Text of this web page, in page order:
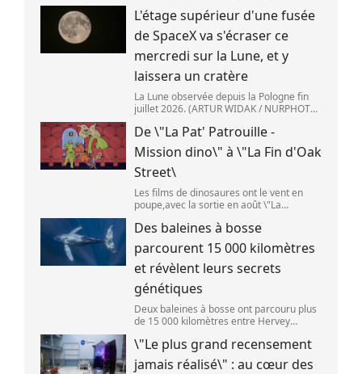
(JAIME REINA )
L'étage supérieur d'une fusée
de SpaceX va s'écraser ce
mercredi sur la Lune, et y
laissera un cratère
La Lune observée depuis la Pologne fin
juillet 2026. (ARTUR WIDAK / NURPHOTO
SpaceX doit s\'écraser accidentellement
sur la Lune,mercredi 5 août. Cette coll
De \"La Pat' Patrouille -
Mission dino\" à \"La Fin d'Oak
Street\
Les films de dinosaures ont le vent en
poupe,avec la sortie en août \"La
d\'Oak Street\". (APOLLONIA HILVERDA /
Des baleines à bosse
parcourent 15 000 kilomètres
et révèlent leurs secrets
génétiques
Deux baleines à bosse ont parcouru plus
de 15 000 kilomètres entre Hervey
(Vincent Pommeyrol)
\"Le plus grand recensement
jamais réalisé\" : au cœur des